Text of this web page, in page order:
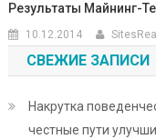
Результаты Майнинг-
10.12.2014
СВЕЖИЕ ЗАПИСИ
Накрутка
честные пути